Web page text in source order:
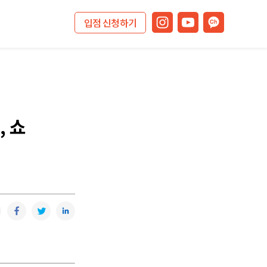
입점 신청하기
쇼
카카오톡 페이스북 트위터